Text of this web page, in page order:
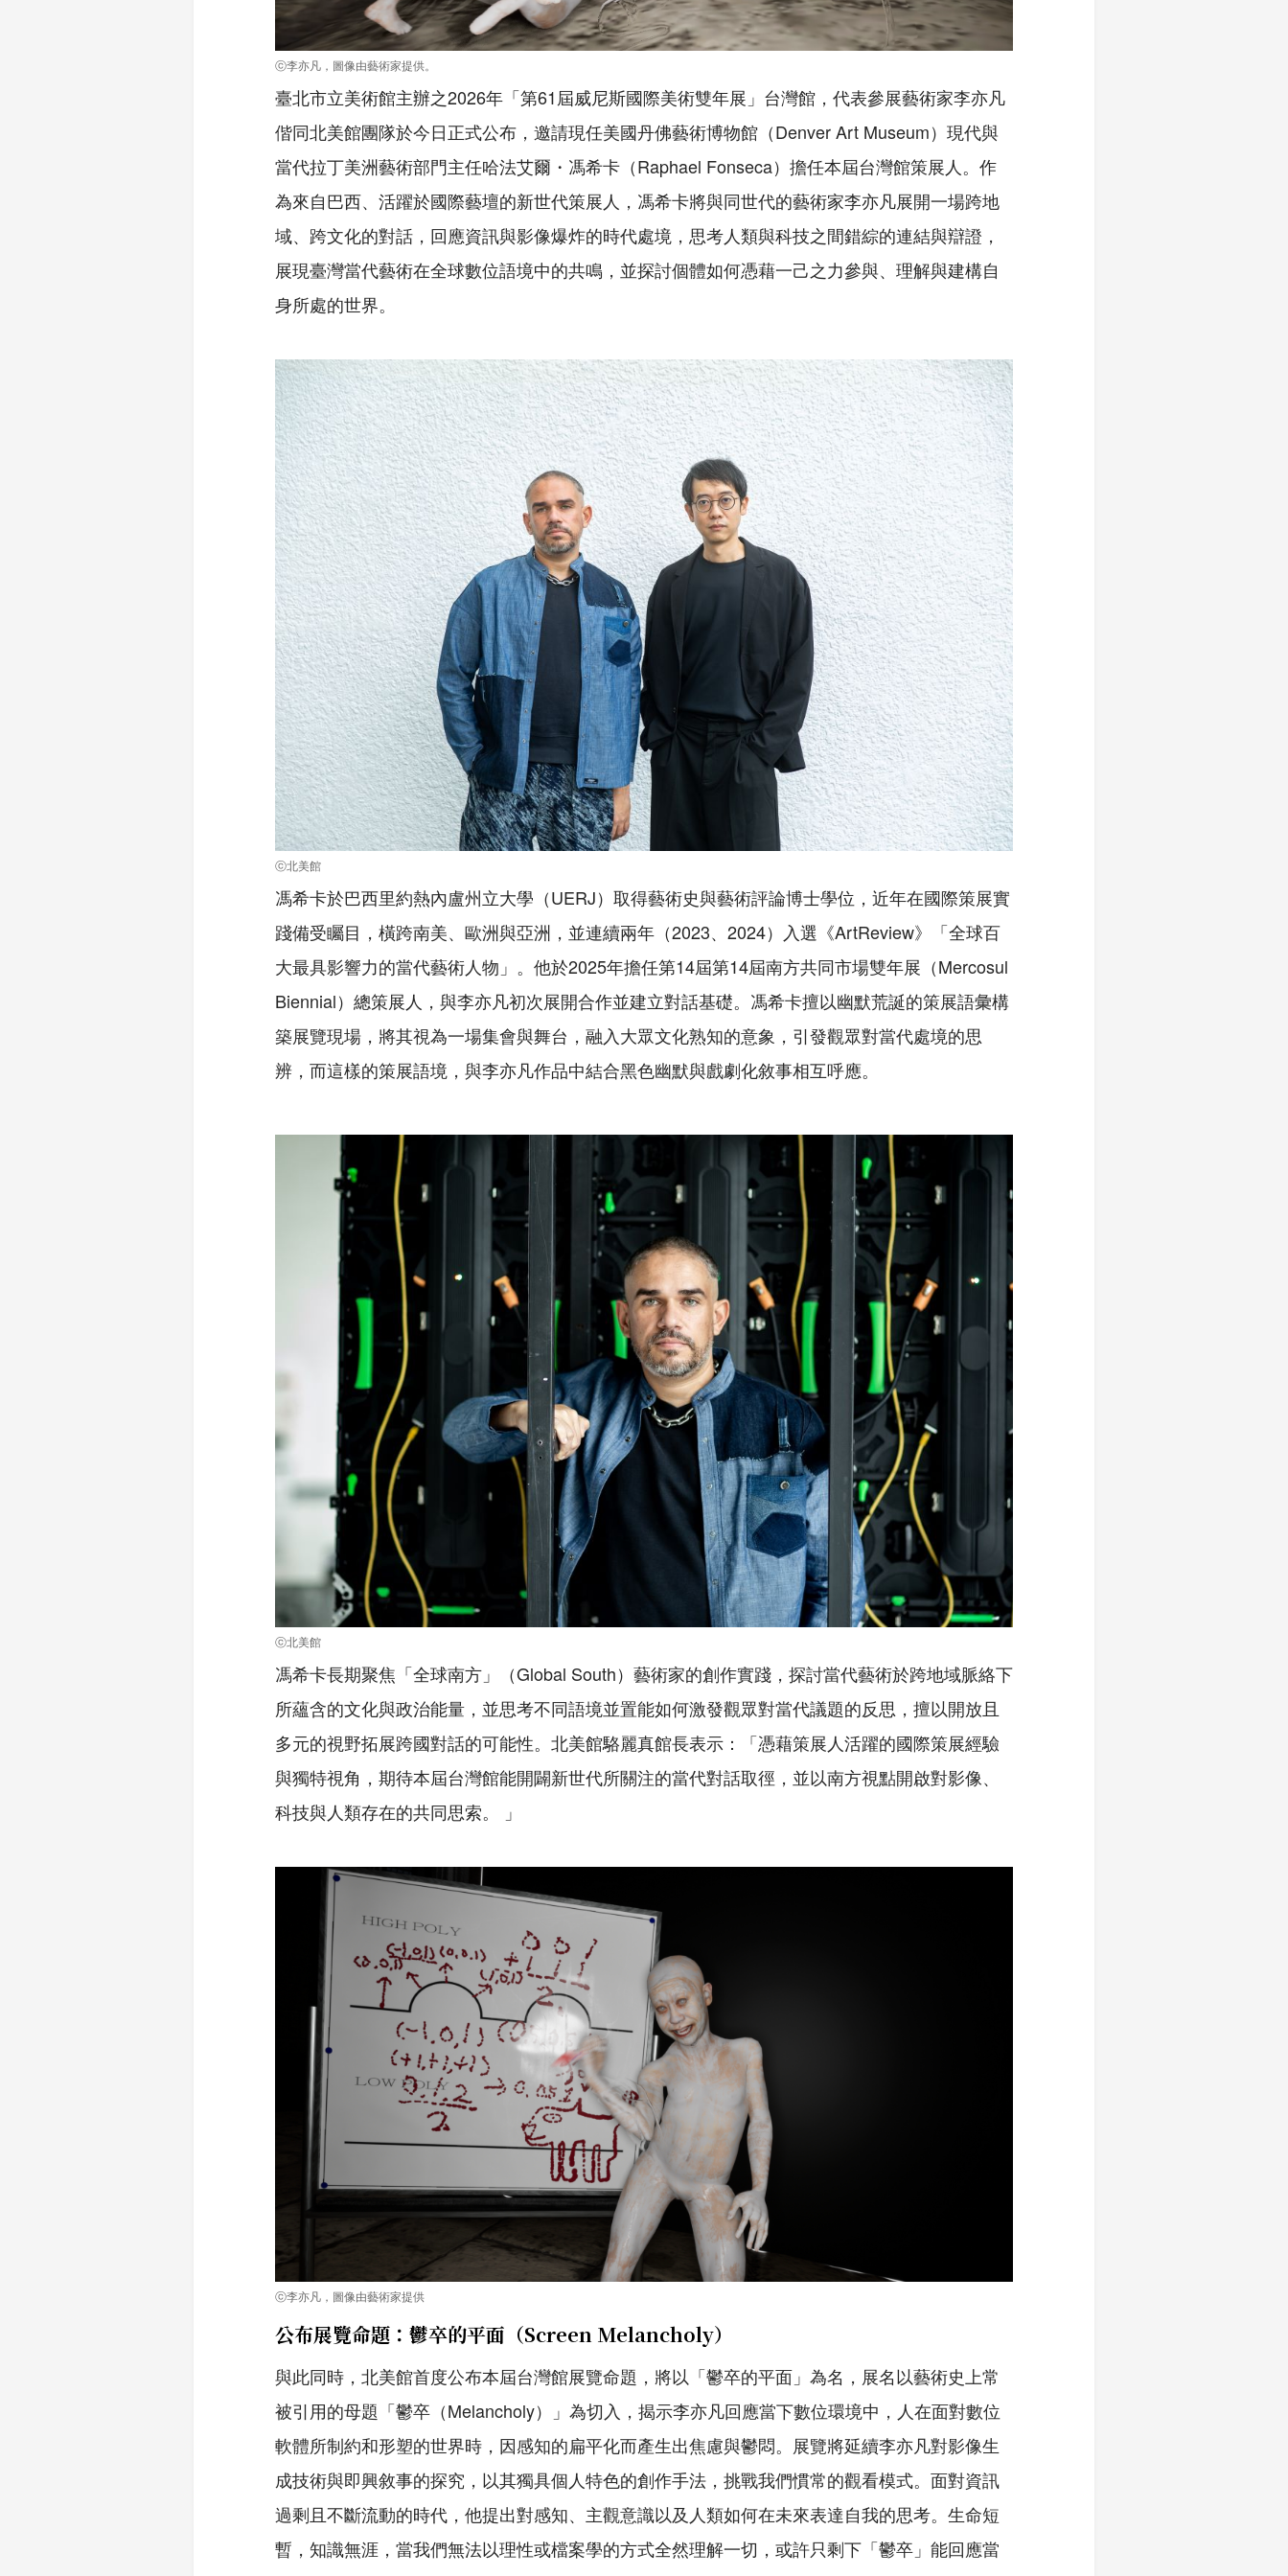
ⓒ李亦凡，圖像由藝術家提供。
臺北市立美術館主辦之2026年「第61屆威尼斯國際美術雙年展」台灣館，代表參展藝術家李亦凡
偕同北美館團隊於今日正式公布，邀請現任美國丹佛藝術博物館（Denver Art Museum）現代與
當代拉丁美洲藝術部門主任哈法艾爾・馮希卡（Raphael Fonseca）擔任本屆台灣館策展人。作
為來自巴西、活躍於國際藝壇的新世代策展人，馮希卡將與同世代的藝術家李亦凡展開一場跨地
域、跨文化的對話，回應資訊與影像爆炸的時代處境，思考人類與科技之間錯綜的連結與辯證，
展現臺灣當代藝術在全球數位語境中的共鳴，並探討個體如何憑藉一己之力參與、理解與建構自
身所處的世界。
ⓒ北美館
馮希卡於巴西里約熱內盧州立大學（UERJ）取得藝術史與藝術評論博士學位，近年在國際策展實
踐備受矚目，橫跨南美、歐洲與亞洲，並連續兩年（2023、2024）入選《ArtReview》「全球百
大最具影響力的當代藝術人物」。他於2025年擔任第14屆第14屆南方共同市場雙年展（Mercosul
Biennial）總策展人，與李亦凡初次展開合作並建立對話基礎。馮希卡擅以幽默荒誕的策展語彙構
築展覽現場，將其視為一場集會與舞台，融入大眾文化熟知的意象，引發觀眾對當代處境的思
辨，而這樣的策展語境，與李亦凡作品中結合黑色幽默與戲劇化敘事相互呼應。
ⓒ北美館
馮希卡長期聚焦「全球南方」（Global South）藝術家的創作實踐，探討當代藝術於跨地域脈絡下
所蘊含的文化與政治能量，並思考不同語境並置能如何激發觀眾對當代議題的反思，擅以開放且
多元的視野拓展跨國對話的可能性。北美館駱麗真館長表示：「憑藉策展人活躍的國際策展經驗
與獨特視角，期待本屆台灣館能開闢新世代所關注的當代對話取徑，並以南方視點開啟對影像、
科技與人類存在的共同思索。 」
ⓒ李亦凡，圖像由藝術家提供
公布展覽命題：鬱卒的平面（Screen Melancholy）
與此同時，北美館首度公布本屆台灣館展覽命題，將以「鬱卒的平面」為名，展名以藝術史上常
被引用的母題「鬱卒（Melancholy）」為切入，揭示李亦凡回應當下數位環境中，人在面對數位
軟體所制約和形塑的世界時，因感知的扁平化而產生出焦慮與鬱悶。展覽將延續李亦凡對影像生
成技術與即興敘事的探究，以其獨具個人特色的創作手法，挑戰我們慣常的觀看模式。面對資訊
過剩且不斷流動的時代，他提出對感知、主觀意識以及人類如何在未來表達自我的思考。生命短
暫，知識無涯，當我們無法以理性或檔案學的方式全然理解一切，或許只剩下「鬱卒」能回應當